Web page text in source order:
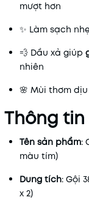
mượt hơn
✨ Làm sạch
💨 Dầu xả giúp
nhiên
🌸 Mùi thơm
Thông
Tên sản phẩm:
màu tím)
Dung tích: Gội
x 2)